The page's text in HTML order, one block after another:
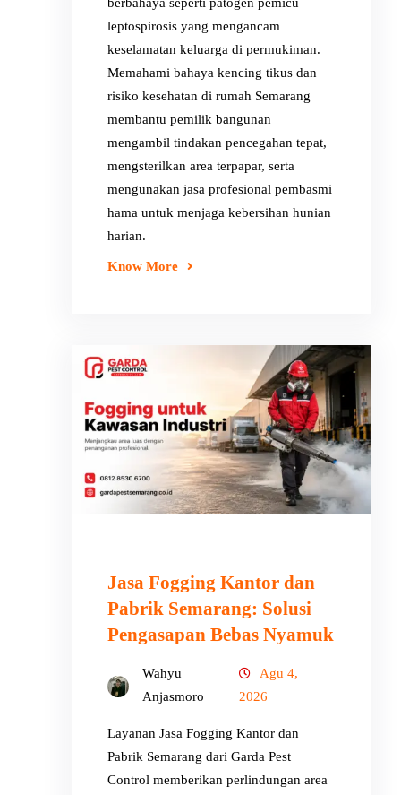
berbahaya seperti patogen pemicu
leptospirosis yang mengancam
keselamatan keluarga di permukiman.
Memahami bahaya kencing tikus dan
risiko kesehatan di rumah Semarang
membantu pemilik bangunan
mengambil tindakan pencegahan tepat,
mengsterilkan area terpapar, serta
mengunakan jasa profesional pembasmi
hama untuk menjaga kebersihan hunian
harian.
Know More
Jasa Fogging Kantor dan
Pabrik Semarang: Solusi
Pengasapan Bebas Nyamuk
Wahyu
Anjasmoro
Agu 4,
2026
Layanan Jasa Fogging Kantor dan
Pabrik Semarang dari Garda Pest
Control memberikan perlindungan area